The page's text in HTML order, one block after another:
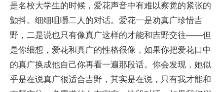
是名校大学生的时候，爱花声音中有难以察觉的紧张的
颤抖。细细咀嚼二人的对话。爱花一是劝真广珍惜吉
野，二是说也只有像真广这样的才能和吉野交往——但
是你细想，爱花和真广的性格很像，如果你把爱花口中
的真广换成他自己你再看一遍那段话。你会发现，她似
乎是在说真广很适合吉野，其实是在说，只有我才能和